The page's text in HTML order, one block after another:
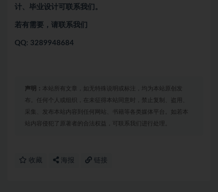
计、毕业设计可联系我们。
若有需要，请联系我们
QQ: 3289948684
声明： 本站所有文章，如无特殊说明或标注，均为本站原创发
布。任何个人或组织，在未征得本站同意时，禁止复制、盗用、
采集、发布本站内容到任何网站、书籍等各类媒体平台。如若本
站内容侵犯了原著者的合法权益，可联系我们进行处理。
收藏 海报 链接